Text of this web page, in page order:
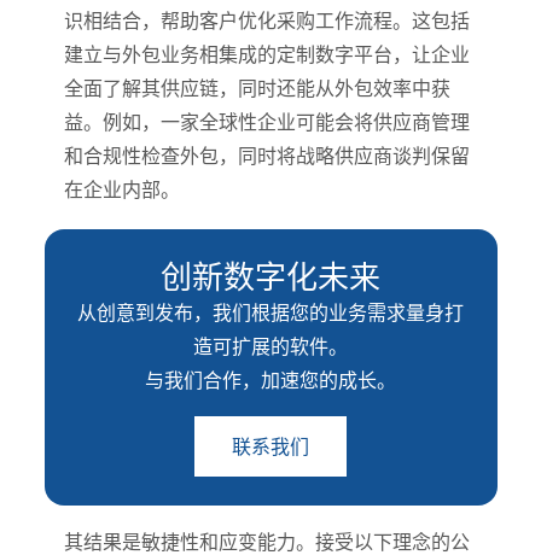
识相结合，帮助客户优化采购工作流程。这包括
建立与外包业务相集成的定制数字平台，让企业
全面了解其供应链，同时还能从外包效率中获
益。例如，一家全球性企业可能会将供应商管理
和合规性检查外包，同时将战略供应商谈判保留
在企业内部。
创新数字化未来
从创意到发布，我们根据您的业务需求量身打
造可扩展的软件。
与我们合作，加速您的成长。
联系我们
其结果是敏捷性和应变能力。接受以下理念的公